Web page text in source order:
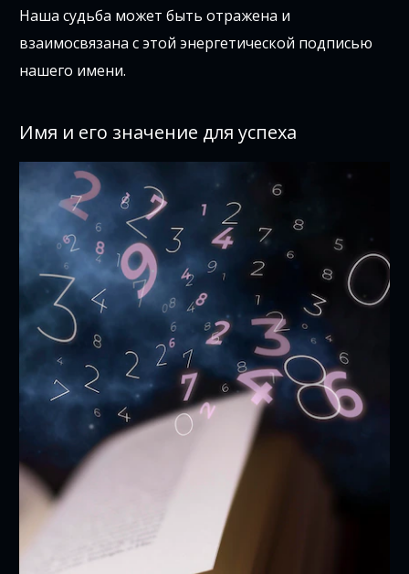
Наша судьба может быть отражена и
взаимосвязана с этой энергетической подписью
нашего имени.
Имя и его значение для успеха